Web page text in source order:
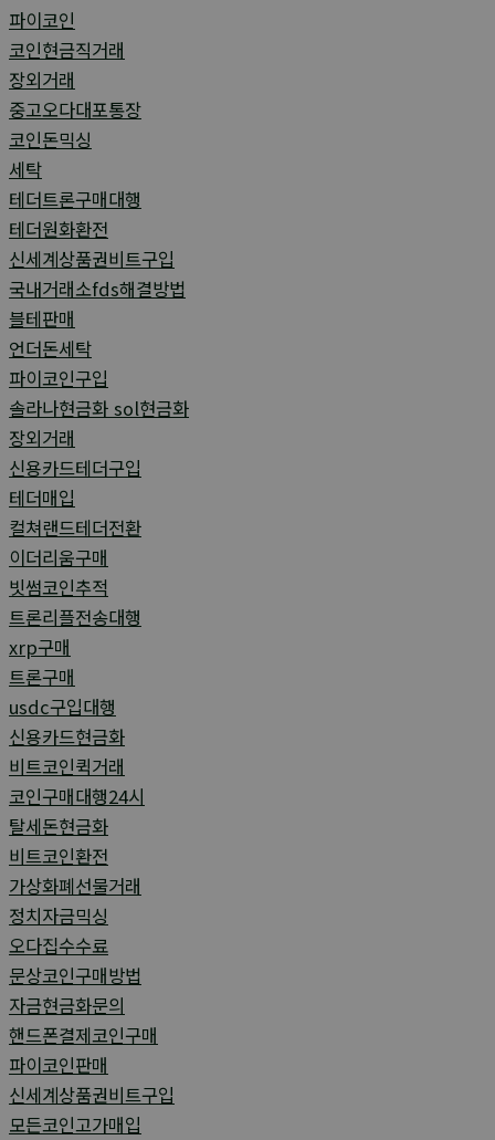
파이코인
코인현금직거래
장외거래
중고오다대포통장
코인돈믹싱
세탁
테더트론구매대행
테더원화환전
신세계상품권비트구입
국내거래소fds해결방법
블테판매
언더돈세탁
파이코인구입
솔라나현금화 sol현금화
장외거래
신용카드테더구입
테더매입
컬쳐랜드테더전환
이더리움구매
빗썸코인추적
트론리플전송대행
xrp구매
트론구매
usdc구입대행
신용카드현금화
비트코인퀵거래
코인구매대행24시
탈세돈현금화
비트코인환전
가상화폐선물거래
정치자금믹싱
오다집수수료
문상코인구매방법
자금현금화문의
핸드폰결제코인구매
파이코인판매
신세계상품권비트구입
모든코인고가매입